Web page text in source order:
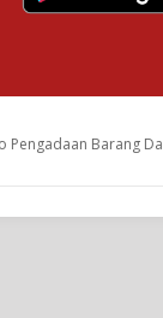
Barang